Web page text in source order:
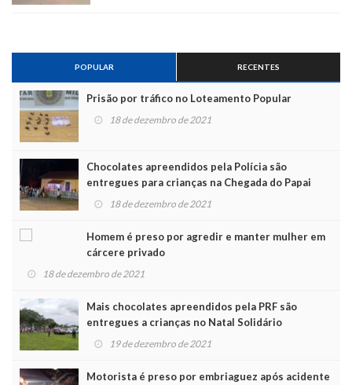
POPULAR RECENTES
Prisão por tráfico no Loteamento Popular
18 de dezembro de 2021
Chocolates apreendidos pela Polícia são
entregues para crianças na Chegada do Papai
Noel
18 de dezembro de 2021
Homem é preso por agredir e manter mulher em
cárcere privado
18 de dezembro de 2021
Mais chocolates apreendidos pela PRF são
entregues a crianças no Natal Solidário
19 de dezembro de 2021
Motorista é preso por embriaguez após acidente